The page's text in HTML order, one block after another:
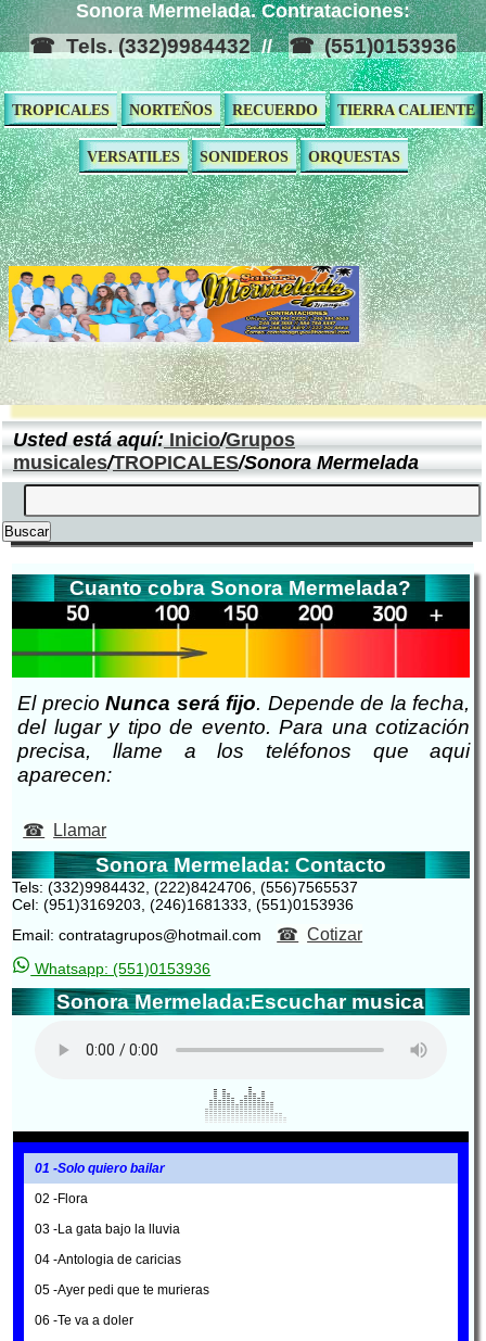
Sonora Mermelada. Contrataciones:
Tels. (332)9984432 // (551)0153936
TROPICALES NORTEÑOS RECUERDO TIERRA CALIENTE
VERSATILES SONIDEROS ORQUESTAS
Usted está aquí:Inicio/Grupos
musicales/TROPICALES/Sonora Mermelada
Cuanto cobra Sonora Mermelada?
El precioNunca será fijo. Depende de la fecha,
del lugar y tipo de evento. Para una cotización
precisa, llame a los teléfonos que aqui
aparecen:
Llamar
Sonora Mermelada: Contacto
Tels: (332)9984432, (222)8424706, (556)7565537
Cel: (951)3169203, (246)1681333, (551)0153936
Email: contratagrupos@hotmail.com
Cotizar
Whatsapp: (551)0153936
Sonora Mermelada:Escuchar musica
01 -Solo quiero bailar
02 -Flora
03 -La gata bajo la lluvia
04 -Antologia de caricias
05 -Ayer pedi que te murieras
06 -Te va a doler